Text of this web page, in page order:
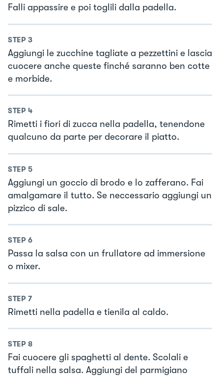
Falli appassire e poi toglili dalla padella.
STEP 3
Aggiungi le zucchine tagliate a pezzettini e lascia
cuocere anche queste finché saranno ben cotte
e morbide.
STEP 4
Rimetti i fiori di zucca nella padella, tenendone
qualcuno da parte per decorare il piatto.
STEP 5
Aggiungi un goccio di brodo e lo zafferano. Fai
amalgamare il tutto. Se neccessario aggiungi un
pizzico di sale.
STEP 6
Passa la salsa con un frullatore ad immersione
o mixer.
STEP 7
Rimetti nella padella e tienila al caldo.
STEP 8
Fai cuocere gli spaghetti al dente. Scolali e
tuffali nella salsa. Aggiungi del parmigiano